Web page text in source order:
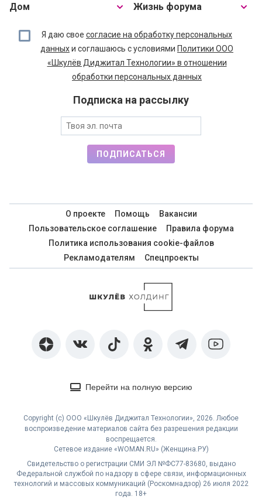
Дом
Жизнь форума
Я даю свое согласие на обработку персональных
данныхи соглашаюсь с условиями Политики ООО
«Шкулёв Диджитал Технологии» в отношении
обработки персональных данных
Подписка на рассылку
ПОДПИСАТЬСЯ
О проекте Помощь
Вакансии
Пользовательское соглашение
Правила форума
Политика использования cookie-файлов
Рекламодателям
Спецпроекты
Перейти на полную версию
Copyright (с) ООО «Шкулёв Диджитал Технологии», 2026. Любое
воспроизведение материалов сайта без разрешения редакции
воспрещается.
Сетевое издание «WOMAN.RU» (Женщина.РУ)
Свидетельство о регистрации СМИ ЭЛ №ФС77-83680, выдано
Федеральной службой по надзору в сфере связи, информационных
технологий и массовых коммуникаций (Роскомнадзор) 26 июля 2022
года. 18+